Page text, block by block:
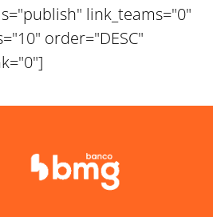
link_teams="0"
order="DESC"